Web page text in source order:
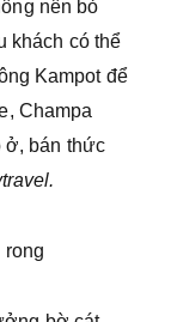
nên bỏ
khách có thể
Kampot để
Champa
ở, bán thức